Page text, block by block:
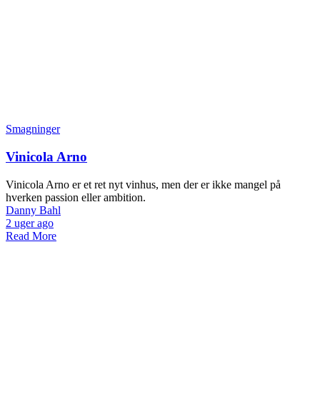
Smagninger
Vinicola Arno
Vinicola Arno er et ret nyt vinhus, men der er ikke mangel på
hverken passion eller ambition.
Danny Bahl
2 uger ago
Read More